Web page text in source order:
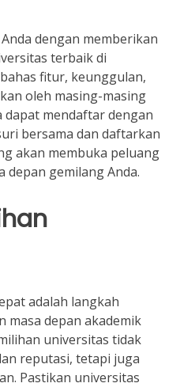
dengan memberikan
terbaik di
fitur, keunggulan,
oleh masing-masing
dapat mendaftar dengan
bersama dan daftarkan
akan membuka peluang
depan gemilang Anda.
adalah langkah
masa depan akademik
universitas tidak
reputasi, tetapi juga
Pastikan universitas